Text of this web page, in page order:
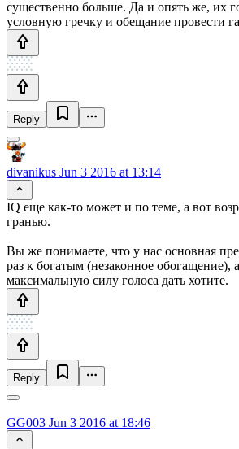
существенно больше. Да и опять же, их
условную гречку и обещание провести
Reply
divanikus Jun 3 2016 at 13:14
IQ еще как-то может и по теме, а вот
гранью.
Вы же понимаете, что у нас основная
раз к богатым (незаконное обогащение),
максимальную силу голоса дать хотите.
Reply
GG003 Jun 3 2016 at 18:46